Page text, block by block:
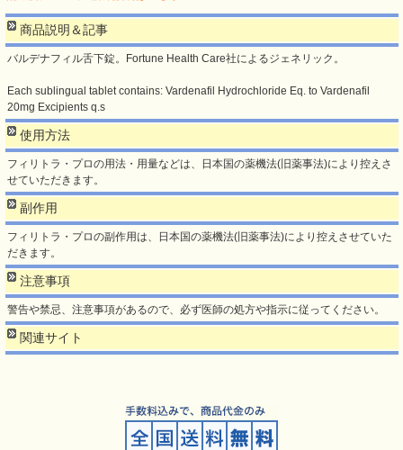
商品説明＆記事
バルデナフィル舌下錠。Fortune Health Care社によるジェネリック。
Each sublingual tablet contains: Vardenafil Hydrochloride Eq. to Vardenafil
20mg Excipients q.s
使用方法
フィリトラ・プロの用法・用量などは、日本国の薬機法(旧薬事法)により控えさ
せていただきます。
副作用
フィリトラ・プロの副作用は、日本国の薬機法(旧薬事法)により控えさせていた
だきます。
注意事項
警告や禁忌、注意事項があるので、必ず医師の処方や指示に従ってください。
関連サイト